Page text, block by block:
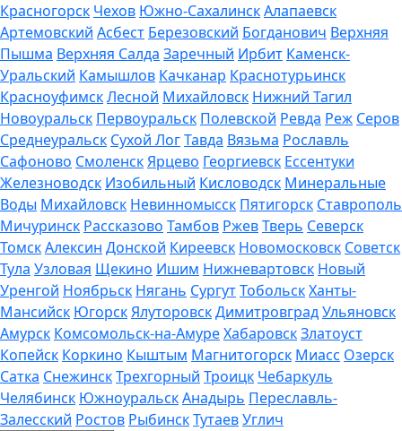
Красногорск Чехов Южно-СахалинскАлапаевск
Артемовский Асбест Березовский Богданович Верхняя
Пышма Верхняя Салда Заречный Ирбит Каменск-
Уральский Камышлов Качканар Краснотурьинск
КрасноуфимскЛесной Михайловск Нижний Тагил
Новоуральск Первоуральск Полевской Ревда Реж Серов
Среднеуральск Сухой ЛогТавда Вязьма Рославль
Сафоново СмоленскЯрцево Георгиевск Ессентуки
Железноводск Изобильный Кисловодск Минеральные
Воды Михайловск Невинномысск Пятигорск Ставрополь
Мичуринск Рассказово Тамбов РжевТверь Северск
ТомскАлексин Донской Киреевск Новомосковск Советск
Тула Узловая Щекино Ишим Нижневартовск Новый
Уренгой Ноябрьск Нягань СургутТобольскХанты-
Мансийск ЮгорскЯлуторовскДимитровградУльяновск
Амурск Комсомольск-на-АмуреХабаровскЗлатоуст
Копейск Коркино Кыштым Магнитогорск Миасс Озерск
Сатка СнежинскТрехгорный Троицк Чебаркуль
Челябинск ЮжноуральскАнадырь Переславль-
Залесский Ростов РыбинскТутаевУглич